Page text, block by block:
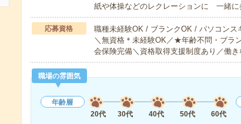
紙や体操などのレクレーションに 一緒
応募資格
職種未経験OK / ブランクOK / パソコンス
＼無資格＊未経験OK／★年齢不問・ブ
会保険完備＼資格取得支援制度あり／働
職場の雰囲気
年齢層
20代
30代 40代 50代 60代